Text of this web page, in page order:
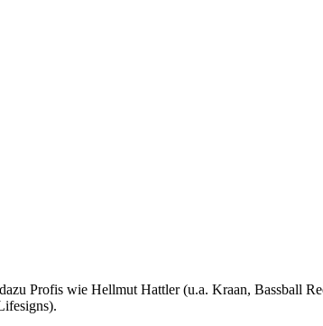
Profis wie Hellmut Hattler (u.a. Kraan, Bassball